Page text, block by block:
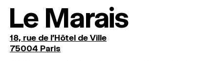
Le Marais
18, rue de l'Hôtel de Ville
75004 Paris